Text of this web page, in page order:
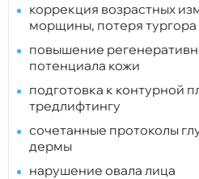
коррекция возрастных
морщины, потеря тургора
повышение
потенциала кожи
подготовка к контурной
тредлифтингу
сочетанные протоколы
дермы
нарушение овала лица